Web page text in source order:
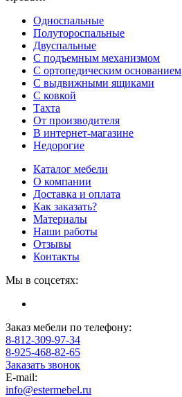
Односпальные
Полутороспальные
Двуспальные
С подъемным механизмом
С ортопедическим основанием
С выдвижными ящиками
С ковкой
Тахта
От производителя
В интернет-магазине
Недорогие
Каталог мебели
О компании
Доставка и оплата
Как заказать?
Материалы
Наши работы
Отзывы
Контакты
Мы в соцсетях:
Заказ мебели по телефону:
8-812-309-97-34
8-925-468-82-65
Заказать звонок
E-mail:
info@estermebel.ru